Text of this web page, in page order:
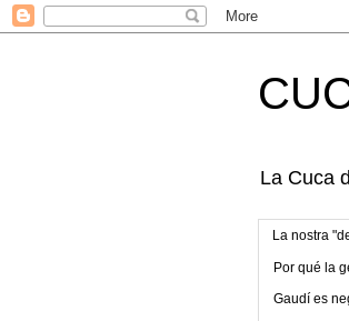
La Cuca
La nostra
Por qué la
Gaudí es